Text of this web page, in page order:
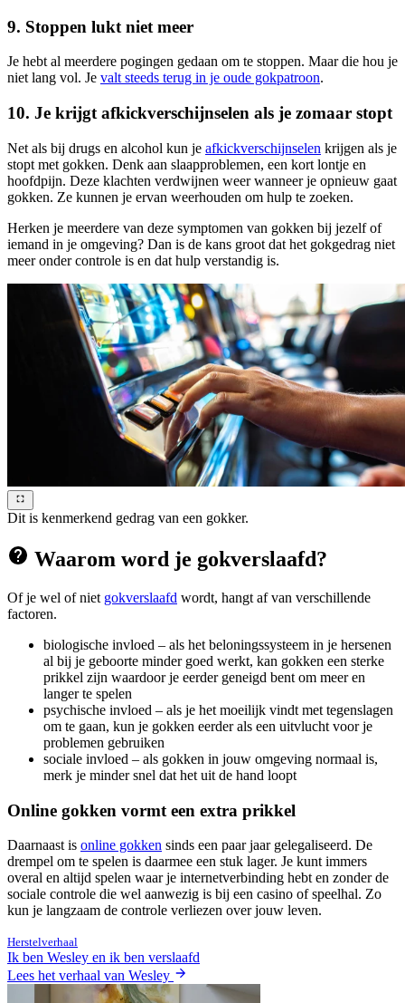
9. Stoppen lukt niet meer
Je hebt al meerdere pogingen gedaan om te stoppen. Maar die hou je
niet lang vol. Je valt steeds terug in je oude gokpatroon.
10. Je krijgt afkickverschijnselen als je zomaar stopt
Net als bij drugs en alcohol kun je afkickverschijnselen krijgen als je
stopt met gokken. Denk aan slaapproblemen, een kort lontje en
hoofdpijn. Deze klachten verdwijnen weer wanneer je opnieuw gaat
gokken. Ze kunnen je ervan weerhouden om hulp te zoeken.
Herken je meerdere van deze symptomen van gokken bij jezelf of
iemand in je omgeving? Dan is de kans groot dat het gokgedrag niet
meer onder controle is en dat hulp verstandig is.
Dit is kenmerkend gedrag van een gokker.
Waarom word je gokverslaafd?
Of je wel of niet gokverslaafd wordt, hangt af van verschillende
factoren.
biologische invloed – als het beloningssysteem in je hersenen
al bij je geboorte minder goed werkt, kan gokken een sterke
prikkel zijn waardoor je eerder geneigd bent om meer en
langer te spelen
psychische invloed – als je het moeilijk vindt met tegenslagen
om te gaan, kun je gokken eerder als een uitvlucht voor je
problemen gebruiken
sociale invloed – als gokken in jouw omgeving normaal is,
merk je minder snel dat het uit de hand loopt
Online gokken vormt een extra prikkel
Daarnaast is online gokken sinds een paar jaar gelegaliseerd. De
drempel om te spelen is daarmee een stuk lager. Je kunt immers
overal en altijd spelen waar je internetverbinding hebt en zonder de
sociale controle die wel aanwezig is bij een casino of speelhal. Zo
kun je langzaam de controle verliezen over jouw leven.
Herstelverhaal
Ik ben Wesley en ik ben verslaafd
Lees het verhaal van Wesley